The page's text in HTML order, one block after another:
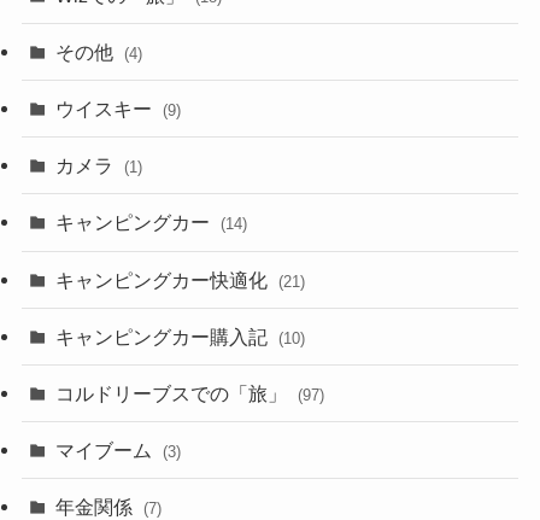
その他 (4)
ウイスキー (9)
カメラ (1)
キャンピングカー (14)
キャンピングカー快適化 (21)
キャンピングカー購入記 (10)
コルドリーブスでの「旅」 (97)
マイブーム (3)
年金関係 (7)